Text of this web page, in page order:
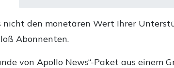
nicht den monetären Wert Ihrer
Abonnenten.
von Apollo News“-Paket aus